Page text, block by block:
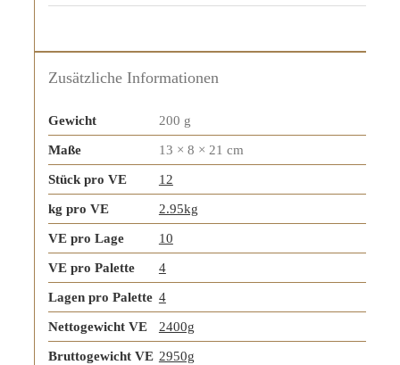
Zusätzliche Informationen
Gewicht 200 g
Maße 13 × 8 × 21 cm
Stück pro VE 12
kg pro VE 2.95kg
VE pro Lage 10
VE pro Palette 4
Lagen pro Palette 4
Nettogewicht VE 2400g
Bruttogewicht VE 2950g